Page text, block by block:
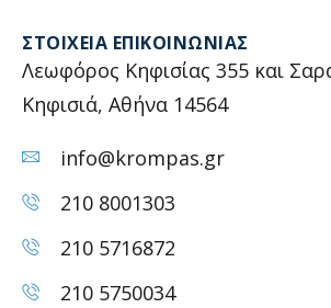
ΣΤΟΙΧΕΊΑ ΕΠΙΚΟΙΝΩΝΊΑΣ
Λεωφόρος Κηφισίας 355 και
Κηφισιά, Αθήνα 14564
info@krompas.gr
210 8001303
210 5716872
210 5750034